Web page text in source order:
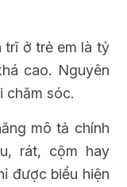
trĩ ở trẻ em là tỷ
cao. Nguyên
chăm sóc.
mô tả chính
rát, cộm hay
được biểu hiện